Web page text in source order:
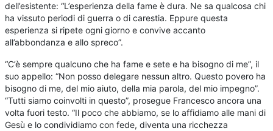
dell’esistente: “L’esperienza della fame è dura. Ne sa qualcosa chi
ha vissuto periodi di guerra o di carestia. Eppure questa
esperienza si ripete ogni giorno e convive accanto
all’abbondanza e allo spreco”.
“C’è sempre qualcuno che ha fame e sete e ha bisogno di me”, il
suo appello: “Non posso delegare nessun altro. Questo povero ha
bisogno di me, del mio aiuto, della mia parola, del mio impegno”.
“Tutti siamo coinvolti in questo”, prosegue Francesco ancora una
volta fuori testo. “Il poco che abbiamo, se lo affidiamo alle mani di
Gesù e lo condividiamo con fede, diventa una ricchezza